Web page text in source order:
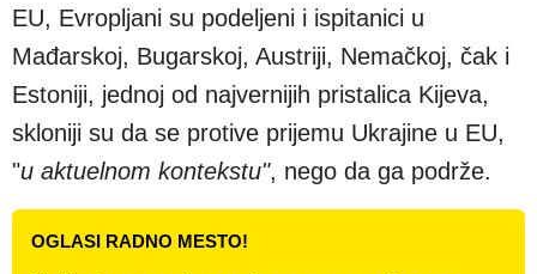
EU, Evropljani su podeljeni i ispitanici u
Mađarskoj, Bugarskoj, Austriji, Nemačkoj, čak i
Estoniji, jednoj od najvernijih pristalica Kijeva,
skloniji su da se protive prijemu Ukrajine u EU,
"u aktuelnom kontekstu", nego da ga podrže.
OGLASI RADNO MESTO!